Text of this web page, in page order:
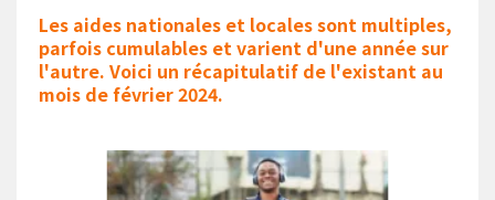
Les aides nationales et locales sont multiples,
parfois cumulables et varient d'une année sur
l'autre. Voici un récapitulatif de l'existant au
mois de février 2024.